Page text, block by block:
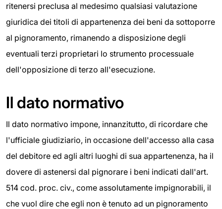
ritenersi preclusa al medesimo qualsiasi valutazione
giuridica dei titoli di appartenenza dei beni da sottoporre
al pignoramento, rimanendo a disposizione degli
eventuali terzi proprietari lo strumento processuale
dell'opposizione di terzo all'esecuzione.
Il dato normativo
Il dato normativo impone, innanzitutto, di ricordare che
l'ufficiale giudiziario, in occasione dell'accesso alla casa
del debitore ed agli altri luoghi di sua appartenenza, ha il
dovere di astenersi dal pignorare i beni indicati dall'art.
514 cod. proc. civ., come assolutamente impignorabili, il
che vuol dire che egli non è tenuto ad un pignoramento